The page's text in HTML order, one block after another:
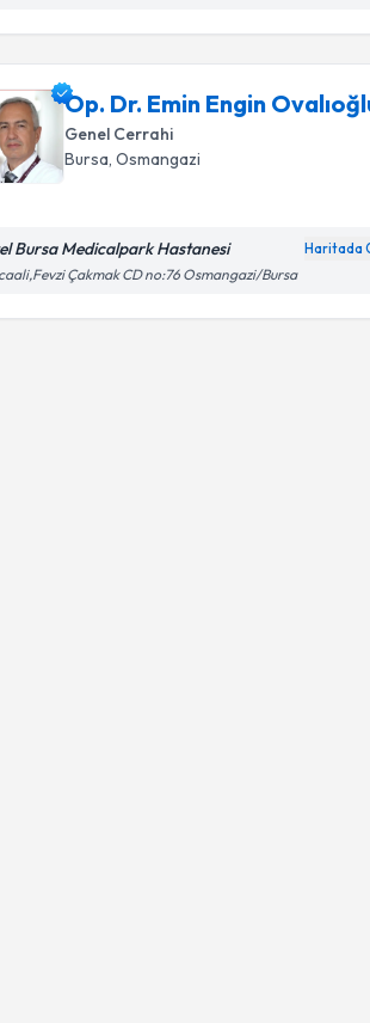
Op. Dr. Emin Engin
Genel Cerrahi
Bursa , Osmangazi
Bursa Medicalpark Hastanesi Haritada
Çakmak CD no:76 Osmangazi/Bursa